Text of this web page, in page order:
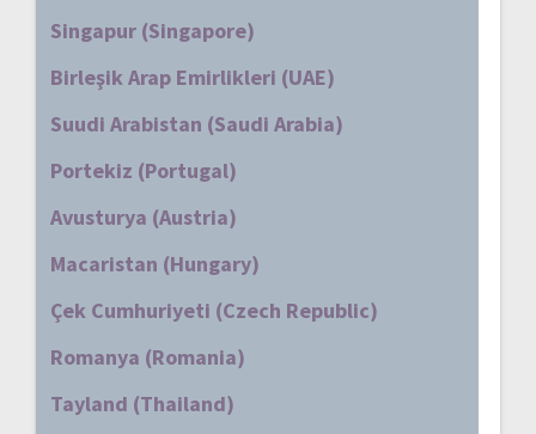
Singapur (Singapore)
Birleşik Arap Emirlikleri (UAE)
Suudi Arabistan (Saudi Arabia)
Portekiz (Portugal)
Avusturya (Austria)
Macaristan (Hungary)
Çek Cumhuriyeti (Czech Republic)
Romanya (Romania)
Tayland (Thailand)